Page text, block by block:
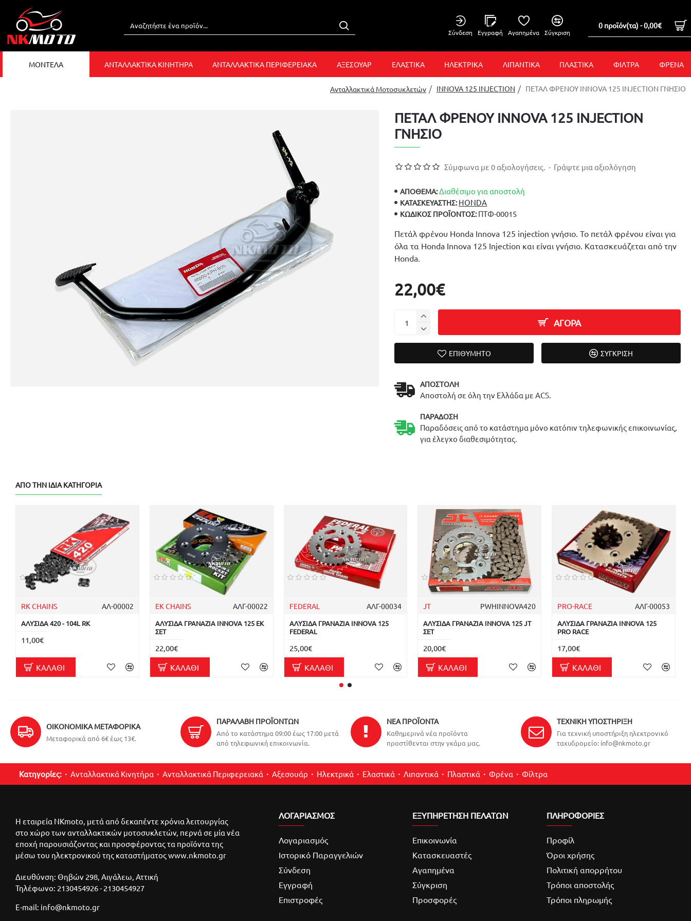
Σύνδεση Εγγραφή Αγαπημένα Σύγκριση
0 προϊόν(τα) - 0,00€
ΜΟΝΤΕΛΑ ΑΝΤΑΛΛΑΚΤΙΚΑ ΚΙΝΗΤΗΡΑ ΑΝΤΑΛΛΑΚΤΙΚΑ ΠΕΡΙΦΕΡΕΙΑΚΑ ΑΞΕΣΟΥΑΡ ΕΛΑΣΤΙΚΑ ΗΛΕΚΤΡΙΚΑ ΛΙΠΑΝΤΙΚΑ ΠΛΑΣΤΙΚΑ ΦΙΛΤΡΑ ΦΡΕΝΑ
Ανταλλακτικά Μοτοσυκλετών INNOVA 125 INJECTION ΠΕΤΑΛ ΦΡΕΝΟΥ INNOVA 125 INJECTION ΓΝΗΣΙΟ
ΠΕΤΑΛ ΦΡΕΝΟΥ INNOVA 125 INJECTION
ΓΝΗΣΙΟ
Πετάλ φρένου Honda Innova 125 injection γνήσιο. Το πετάλ φρένου είναι για
όλα τα Honda Innova 125 Injection και είναι γνήσιο. Κατασκευάζεται από την
Honda.
ΑΠΟΘΕΜΑ:Διαθέσιμο για αποστολή
ΚΑΤΑΣΚΕΥΑΣΤΉΣ: HONDA
ΚΩΔΙΚΌΣ ΠΡΟΪΌΝΤΟΣ: ΠΤΦ-00015
Σύμφωνα με 0 αξιολογήσεις. - Γράψτε μια αξιολόγηση
22,00€
ΑΓΟΡΑ
ΕΠΙΘΥΜΗΤΌ ΣΎΓΚΡΙΣΗ
ΑΠΟΣΤΟΛΉ
Αποστολή σε όλη την Ελλάδα με ACS.
ΠΑΡΆΔΟΣΗ
Παραδόσεις από το κατάστημα μόνο κατόπιν τηλεφωνικής επικοινωνίας,
για έλεγχο διαθεσιμότητας.
ΑΠΌ ΤΗΝ ΊΔΙΑ ΚΑΤΗΓΟΡΊΑ
RK CHAINS ΑΛ-00002
ΑΛΥΣΙΔΑ 420 - 104L RK
11,00€
ΚΑΛΆΘΙ
EK CHAINS ΑΛΓ-00022
ΑΛΥΣΙΔΑ ΓΡΑΝΑΖΙΑ INNOVA 125 EK
ΣΕΤ
22,00€
ΚΑΛΆΘΙ
FEDERAL ΑΛΓ-00034
ΑΛΥΣΙΔΑ ΓΡΑΝΑΖΙΑ INNOVA 125
FEDERAL
25,00€
ΚΑΛΆΘΙ
JT PWHINNOVA420
ΑΛΥΣΙΔΑ ΓΡΑΝΑΖΙΑ INNOVA 125 JT
ΣΕΤ
20,00€
ΚΑΛΆΘΙ
PRO-RACE ΑΛΓ-00053
ΑΛΥΣΙΔΑ ΓΡΑΝΑΖΙΑ INNOVA 125
PRO RACE
17,00€
ΚΑΛΆΘΙ
ΟΙΚΟΝΟΜΙΚΆ ΜΕΤΑΦΟΡΙΚΆ
Μεταφορικά από 6€ έως 13€.
ΠΑΡΑΛΑΒΉ ΠΡΟΪΌΝΤΩΝ
Από το κατάστημα 09:00 έως 17:00 μετά
από τηλεφωνική επικοινωνία.
ΝΈΑ ΠΡΟΪΌΝΤΑ
Καθημερινά νέα προϊόντα
προστίθενται στην γκάμα μας.
ΤΕΧΝΙΚΉ ΥΠΟΣΤΉΡΙΞΗ
Για τεχνική υποστήριξη ηλεκτρονικό
ταχυδρομείο: info@nkmoto.gr
Κατηγορίες: Ανταλλακτικά Κινητήρα Ανταλλακτικά Περιφερειακά Αξεσουάρ Ηλεκτρικά Ελαστικά Λιπαντικά Πλαστικά Φρένα Φίλτρα
Η εταιρεία NKmoto, μετά από δεκαπέντε χρόνια λειτουργίας
στο χώρο των ανταλλακτικών μοτοσυκλετών, περνά σε μία νέα
εποχή παρουσιάζοντας και προσφέροντας τα προϊόντα της
μέσω του ηλεκτρονικού της καταστήματος www.nkmoto.gr
Διευθύνση: Θηβών 298, Αιγάλεω, Αττική
Τηλέφωνο: 2130454926 - 2130454927
E-mail: info@nkmoto.gr
ΛΟΓΑΡΙΑΣΜΌΣ
Λογαριασμός
Ιστορικό Παραγγελιών
Σύνδεση
Εγγραφή
Επιστροφές
ΕΞΥΠΗΡΕΤΗΣΗ ΠΕΛΑΤΩΝ
Επικοινωνία
Κατασκευαστές
Αγαπημένα
Σύγκριση
Προσφορές
ΠΛΗΡΟΦΟΡΙΕΣ
Προφίλ
Όροι χρήσης
Πολιτική απορρήτου
Τρόποι αποστολής
Τρόποι πληρωμής